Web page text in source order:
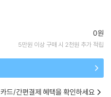
0원
5만원 이상 구매 시 2천원 추가 적립
카드/간편결제 혜택을 확인하세요